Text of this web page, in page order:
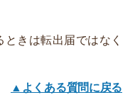
きは転出届ではなく
▲よくある質問に戻る